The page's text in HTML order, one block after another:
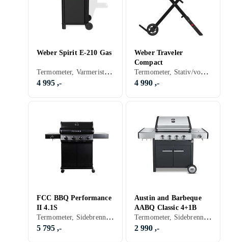
Weber Spirit E-210 Gas
Termometer, Varmerist, Hyller, Skap og skuffer, Stativ/vogn (Inkludert/ innebygget), Balkong, Grillvogn, Gassgrill
4 995 ,-
Weber Traveler
Compact
Termometer, Stativ/vogn (Inkludert/ innebygget), Balkong, Grillvogn, Gassgrill
4 990 ,-
FCC BBQ Performance
II 4.1S
Termometer, Sidebrennere, Varmerist, Hyller, Skap og skuffer, Stativ/vogn (Inkludert/ innebygget), Grillvogn, Gassgrill
5 795 ,-
Austin and Barbeque
AABQ Classic 4+1B
Termometer, Sidebrennere, Varmerist, Hyller, Stativ/vogn (Inkludert/ innebygget), Grillvogn, Gassgrill
2 990 ,-